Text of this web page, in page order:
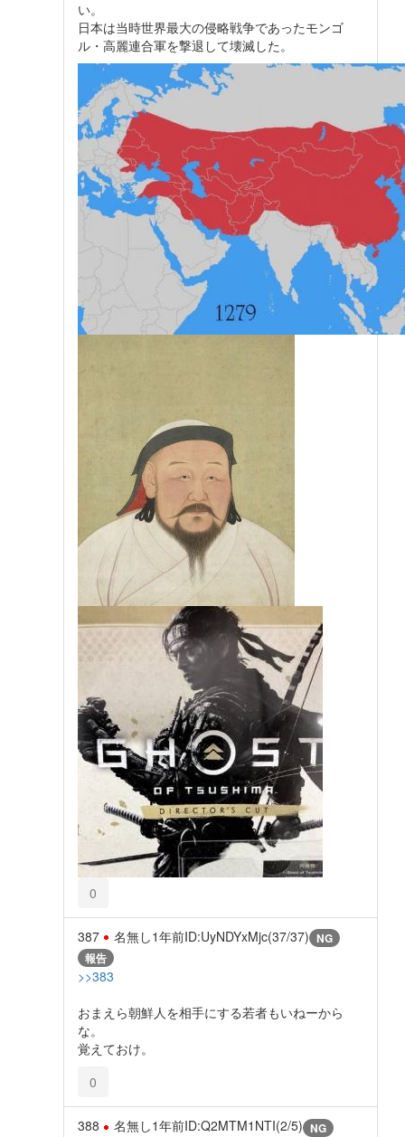
い。
日本は当時世界最大の侵略戦争であったモンゴ
ル・高麗連合軍を撃退して壊滅した。
0
387 名無し1年前ID:UyNDYxMjc(37/37) NG
報告
>>383
おまえら朝鮮人を相手にする若者もいねーから
な。
覚えておけ。
0
388 名無し1年前ID:Q2MTM1NTI(2/5) NG